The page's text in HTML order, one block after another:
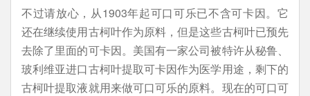
不过请放心，从1903年起可口可乐已不含可卡因。它
还在继续使用古柯叶作为原料，但是这些古柯叶已预先
去除了里面的可卡因。美国有一家公司被特许从秘鲁、
玻利维亚进口古柯叶提取可卡因作为医学用途，剩下的
古柯叶提取液就用来做可口可乐的原料。现在的可口可